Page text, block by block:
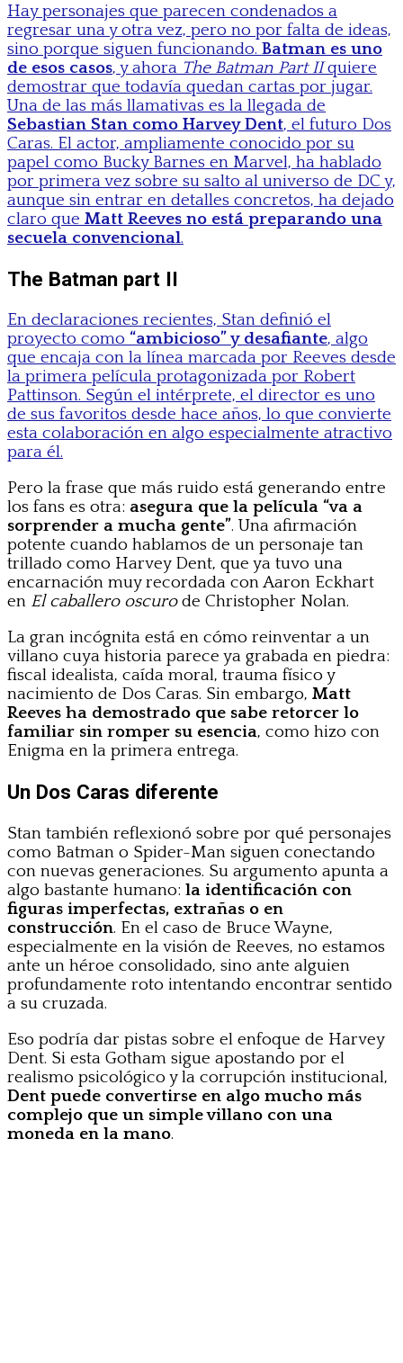
Hay personajes que parecen condenados a
regresar una y otra vez, pero no por falta de ideas,
sino porque siguen funcionando. Batman es uno
de esos casos, y ahora The Batman Part IIquiere
demostrar que todavía quedan cartas por jugar.
Una de las más llamativas es la llegada de
Sebastian Stan como Harvey Dent, el futuro Dos
Caras. El actor, ampliamente conocido por su
papel como Bucky Barnes en Marvel, ha hablado
por primera vez sobre su salto al universo de DC y,
aunque sin entrar en detalles concretos, ha dejado
claro que Matt Reeves no está preparando una
secuela convencional.
The Batman part II
En declaraciones recientes, Stan definió el
proyecto como “ambicioso” y desafiante, algo
que encaja con la línea marcada por Reeves desde
la primera película protagonizada por Robert
Pattinson. Según el intérprete, el director es uno
de sus favoritos desde hace años, lo que convierte
esta colaboración en algo especialmente atractivo
para él.
Pero la frase que más ruido está generando entre
los fans es otra: asegura que la película “va a
sorprender a mucha gente”. Una afirmación
potente cuando hablamos de un personaje tan
trillado como Harvey Dent, que ya tuvo una
encarnación muy recordada con Aaron Eckhart
en El caballero oscurode Christopher Nolan.
La gran incógnita está en cómo reinventar a un
villano cuya historia parece ya grabada en piedra:
fiscal idealista, caída moral, trauma físico y
nacimiento de Dos Caras. Sin embargo, Matt
Reeves ha demostrado que sabe retorcer lo
familiar sin romper su esencia, como hizo con
Enigma en la primera entrega.
Un Dos Caras diferente
Stan también reflexionó sobre por qué personajes
como Batman o Spider-Man siguen conectando
con nuevas generaciones. Su argumento apunta a
algo bastante humano: la identificación con
figuras imperfectas, extrañas o en
construcción. En el caso de Bruce Wayne,
especialmente en la visión de Reeves, no estamos
ante un héroe consolidado, sino ante alguien
profundamente roto intentando encontrar sentido
a su cruzada.
Eso podría dar pistas sobre el enfoque de Harvey
Dent. Si esta Gotham sigue apostando por el
realismo psicológico y la corrupción institucional,
Dent puede convertirse en algo mucho más
complejo que un simple villano con una
moneda en la mano.